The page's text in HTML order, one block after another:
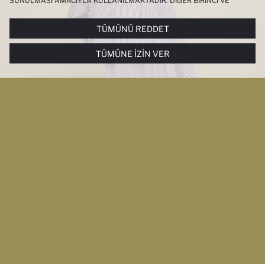
ÜÇÜNCÜ TARAF ÇEREZLER ISE SIZE DAHA IYI BIR ALIŞVERIŞ
DENEYIMI SUNULABILMESI, SITEMIZIN DAHA IŞLEVSEL KILINMASI VE
KIŞISELLEŞTIRMESI VE AÇIK RIZA VERMENIZ HALINDE, SIZLERE
YÖNELIK PAZARLAMA FAALIYETLERININ YAPILMASI AMAÇLARIYLA
SINIRLI OLARAK KULLANILACAKTIR. ÇEREZLERE DAIR TERCIHLERINIZI
ÇEREZ TERCIHLERIPANELI ARACILIĞIYLA HER ZAMAN YÖNETEBILIR,
ÇEREZLERLE ILGILI DAHA DETAYLI BILGIYE ÇEREZ AYDINLATMA
TÜMÜNÜ REDDET
TÜMÜNE İZIN VER